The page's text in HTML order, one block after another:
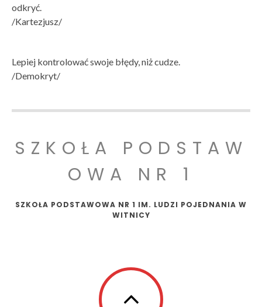
odkryć.
/Kartezjusz/
Lepiej kontrolować swoje błędy, niż cudze.
/Demokryt/
SZKOŁA PODSTAW
OWA NR 1
SZKOŁA PODSTAWOWA NR 1 IM. LUDZI POJEDNANIA W
WITNICY